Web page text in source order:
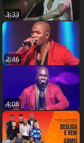
3:33
2:46
4:06